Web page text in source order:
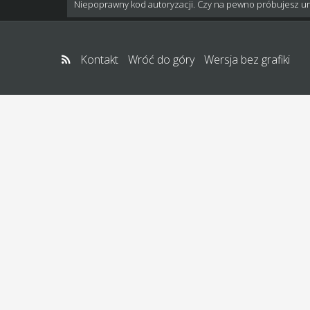
Niepoprawny kod autoryzacji. Czy na pewno próbujesz
Kontakt Wróć do góry Wersja bez grafiki